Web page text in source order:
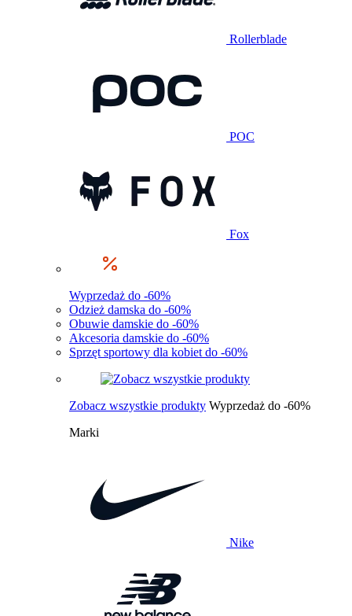
Rollerblade
POC
Fox
Wyprzedaż do -60%
Odzież damska do -60%
Obuwie damskie do -60%
Akcesoria damskie do -60%
Sprzęt sportowy dla kobiet do -60%
Zobacz wszystkie produkty Wyprzedaż do -60%
Marki
Nike